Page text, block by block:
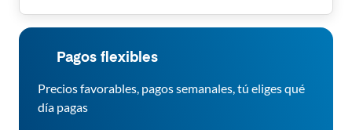
Pagos flexibles
Precios favorables, pagos semanales, tú eliges qué
día pagas